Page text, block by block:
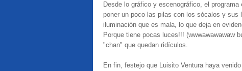
Desde lo gráfico y escenográfico, el
poner un poco las pilas con los sócalos y
iluminación que es mala, lo que deja en
Porque tiene pocas luces!!! (wwwawawawaw
"chan" que quedan ridículos.
En fin, festejo que Luisito Ventura haya